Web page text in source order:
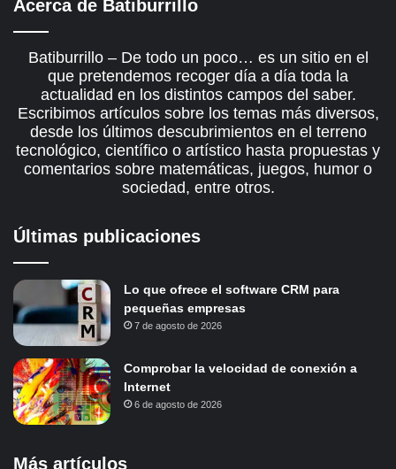
Acerca de Batiburrillo
Batiburrillo – De todo un poco… es un sitio en el
que pretendemos recoger día a día toda la
actualidad en los distintos campos del saber.
Escribimos artículos sobre los temas más diversos,
desde los últimos descubrimientos en el terreno
tecnológico, científico o artístico hasta propuestas y
comentarios sobre matemáticas, juegos, humor o
sociedad, entre otros.
Últimas publicaciones
Lo que ofrece el software CRM para
pequeñas empresas
7 de agosto de 2026
Comprobar la velocidad de conexión a
Internet
6 de agosto de 2026
Más artículos